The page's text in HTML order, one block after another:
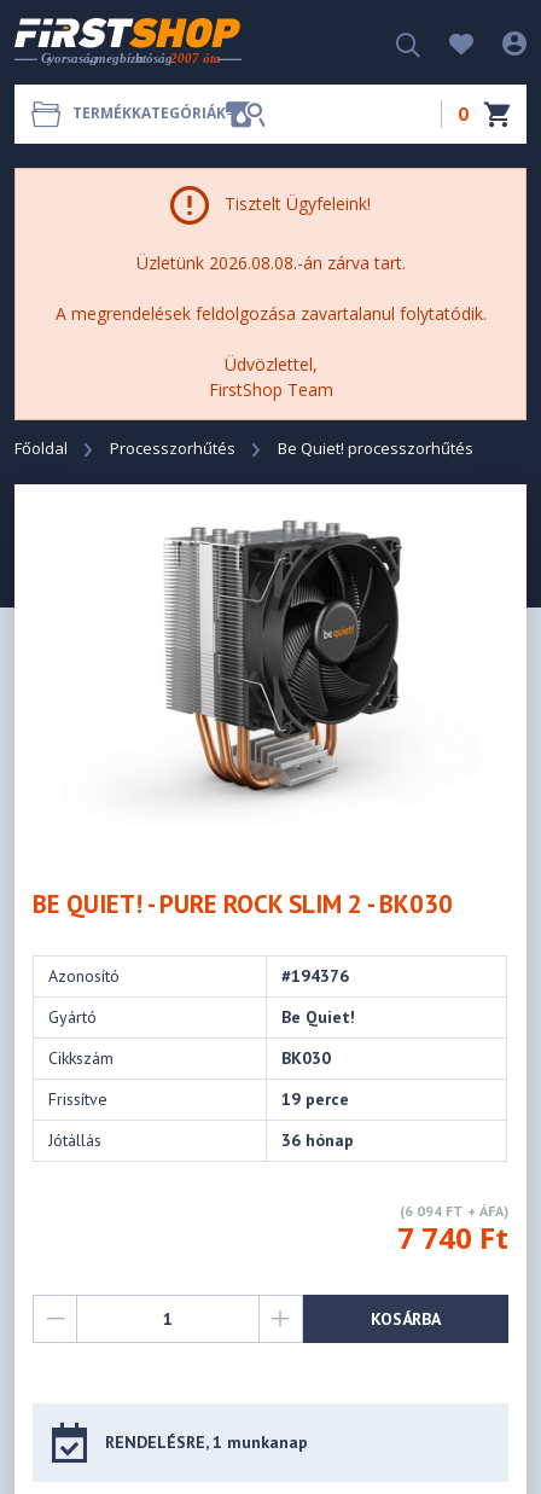
TERMÉKKATEGÓRIÁK 0
Tisztelt Ügyfeleink!
Üzletünk 2026.08.08.-án zárva tart.
A megrendelések feldolgozása zavartalanul folytatódik.
Üdvözlettel,
FirstShop Team
Főoldal Processzorhűtés Be Quiet! processzorhűtés
BE QUIET! - PURE ROCK SLIM 2 - BK030
Azonosító
#194376
Gyártó
Be Quiet!
Cikkszám
BK030
Frissítve
19 perce
Jótállás
36 hónap
(6 094 FT + ÁFA)
7 740 Ft
KOSÁRBA
RENDELÉSRE, 1 munkanap